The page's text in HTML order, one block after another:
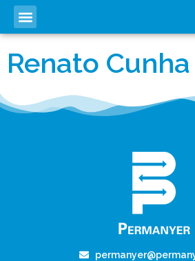
Renato Cunha